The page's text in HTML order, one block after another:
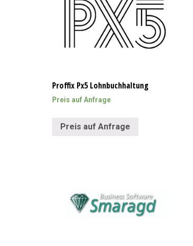
Proffix Px5 Lohnbuchhaltung
Preis auf Anfrage
Preis auf Anfrage